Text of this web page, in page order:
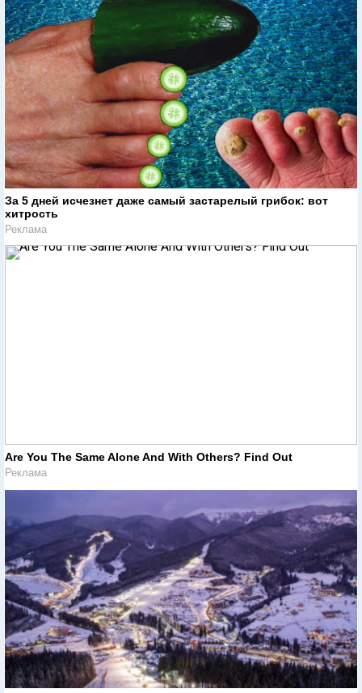
За 5 дней исчезнет даже самый застарелый грибок: вот
хитрость
Реклама
Are You The Same Alone And With Others? Find Out
Реклама